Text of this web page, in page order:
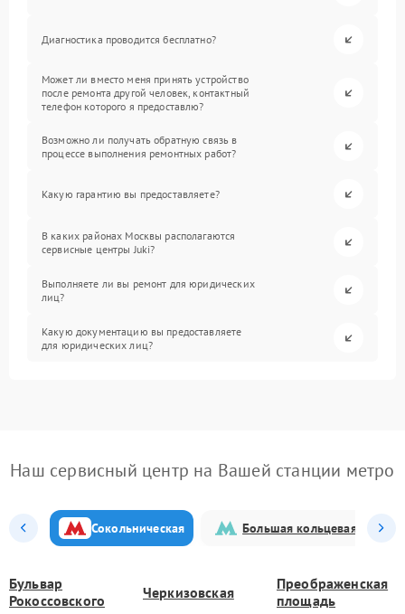
Диагностика проводится бесплатно?
Может ли вместо меня принять устройство
после ремонта другой человек, контактный
телефон которого я предоставлю?
Возможно ли получать обратную связь в
процессе выполнения ремонтных работ?
Какую гарантию вы предоставляете?
В каких районах Москвы располагаются
сервисные центры Juki?
Выполняете ли вы ремонт для юридических
лиц?
Какую документацию вы предоставляете
для юридических лиц?
Наш сервисный центр на Вашей станции метро
Сокольническая Большая кольцевая
Бульвар
Рокоссовского
Черкизовская
Преображенская
площадь